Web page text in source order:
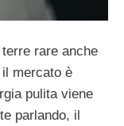
rare anche
mercato è
pulita viene
parlando, il